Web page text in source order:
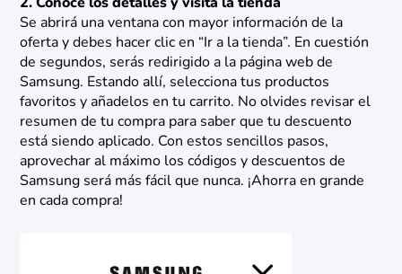
2. Conoce los detalles y visita la tienda
Se abrirá una ventana con mayor información de la
oferta y debes hacer clic en “Ir a la tienda”. En cuestión
de segundos, serás redirigido a la página web de
Samsung. Estando allí, selecciona tus productos
favoritos y añadelos en tu carrito. No olvides revisar el
resumen de tu compra para saber que tu descuento
está siendo aplicado. Con estos sencillos pasos,
aprovechar al máximo los códigos y descuentos de
Samsung será más fácil que nunca. ¡Ahorra en grande
en cada compra!